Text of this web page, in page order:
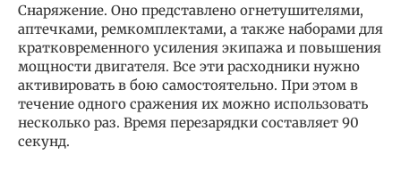
Снаряжение. Оно представлено огнетушителями,
аптечками, ремкомплектами, а также наборами для
кратковременного усиления экипажа и повышения
мощности двигателя. Все эти расходники нужно
активировать в бою самостоятельно. При этом в
течение одного сражения их можно использовать
несколько раз. Время перезарядки составляет 90
секунд.